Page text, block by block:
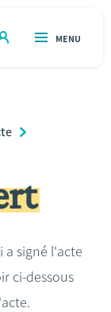
OUVERT
MENU
a signé l'acte
ci-dessous